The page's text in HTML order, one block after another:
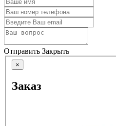
Отправить Закрыть
×
Заказ